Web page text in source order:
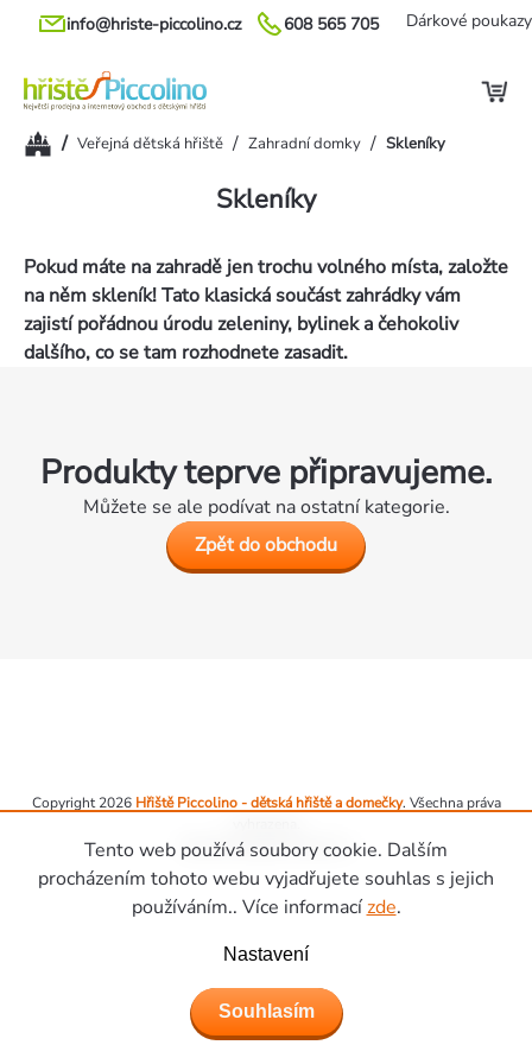
Tento web používá soubory cookie. Dalším
procházením tohoto webu vyjadřujete souhlas s jejich
používáním.. Více informacízde.
Nastavení
Souhlasím
Přejít
608 565 705
info@hriste-piccolino.cz Dárkové poukazy
Domů/ Veřejná dětská hřiště / Zahradní domky / Skleníky
Skleníky
Pokud máte na zahradě jen trochu volného místa, založte
na něm skleník! Tato klasická součást zahrádky vám
zajistí pořádnou úrodu zeleniny, bylinek a čehokoliv
dalšího, co se tam rozhodnete zasadit.
Produkty teprve připravujeme.
Můžete se ale podívat na ostatní kategorie.
Zpět do obchodu
Vytvořil Shoptet Premium
Copyright 2026 Hřiště Piccolino - dětská hřiště a domečky. Všechna práva